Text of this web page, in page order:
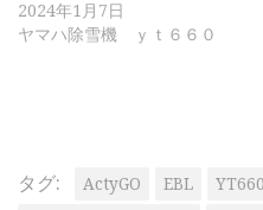
2024年1月7日
ヤマハ除雪機 ｙｔ６６０
タグ: ActyGO EBL YT660